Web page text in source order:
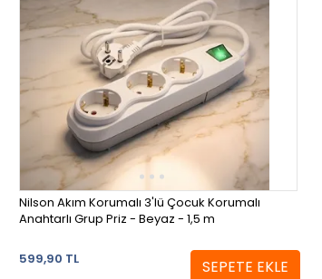
Nilson Akım Korumalı 3'lü Çocuk Korumalı
Anahtarlı Grup Priz - Beyaz - 1,5 m
599,90 TL SEPETE EKLE